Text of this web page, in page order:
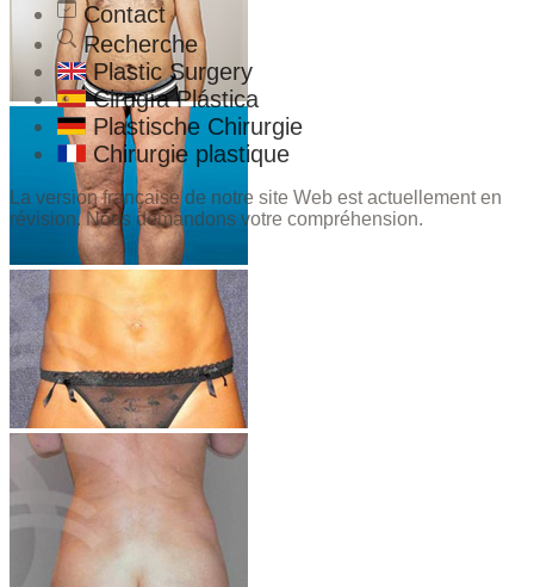
Contact
Recherche
Plastic Surgery
Cirugía Plástica
Plastische Chirurgie
Chirurgie plastique
La version française de notre site Web est actuellement en
révision. Nous demandons votre compréhension.